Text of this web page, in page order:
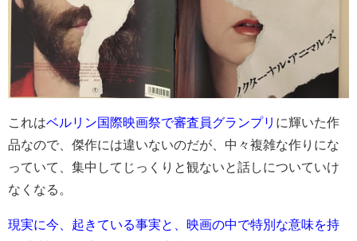
これはベルリン国際映画祭で審査員グランプリ に輝いた作
品なので、傑作には違いないのだが、中々複雑な作りにな
っていて、集中してじっくりと観ないと話しについていけ
なくなる。
現実に今、起きている事実と、映画の中で特別な意味を持